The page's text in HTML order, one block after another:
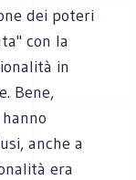
dei poteri
con la
in
Bene,
anche a
era